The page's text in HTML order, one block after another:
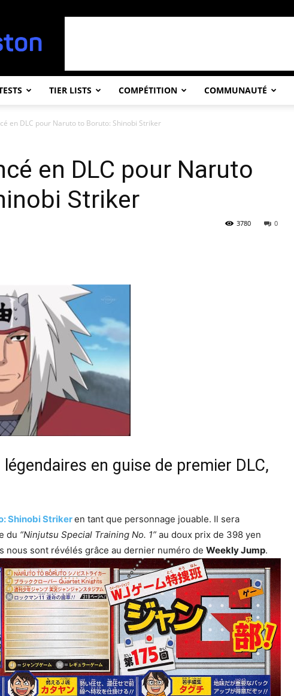
TIER LISTS COMPÉTITION COMMUNAUTÉ
en DLC pour Naruto to Boruto: Shinobi Striker
en DLC pour Naruto
Striker
0
3780
en guise de premier DLC,
Shinobi Strikeren tant que personnage jouable. Il sera
du “Ninjutsu Special Training No. 1” au doux prix de 398 yen
nous sont révélés grâce au dernier numéro de Weekly Jump.